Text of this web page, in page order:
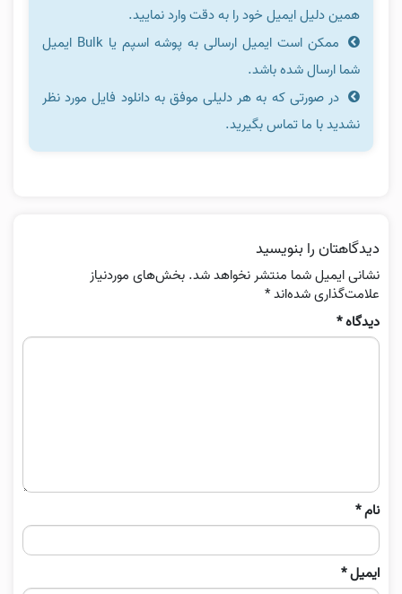
همین دلیل ایمیل خود را به دقت وارد نمایید.
ممکن است ایمیل ارسالی به پوشه اسپم یا Bulk ایمیل
شما ارسال شده باشد.
در صورتی که به هر دلیلی موفق به دانلود فایل مورد نظر
نشدید با ما تماس بگیرید.
دیدگاهتان را بنویسید
نشانی ایمیل شما منتشر نخواهد شد. بخش‌های موردنیاز
علامت‌گذاری شده‌اند*
دیدگاه*
نام*
ایمیل*